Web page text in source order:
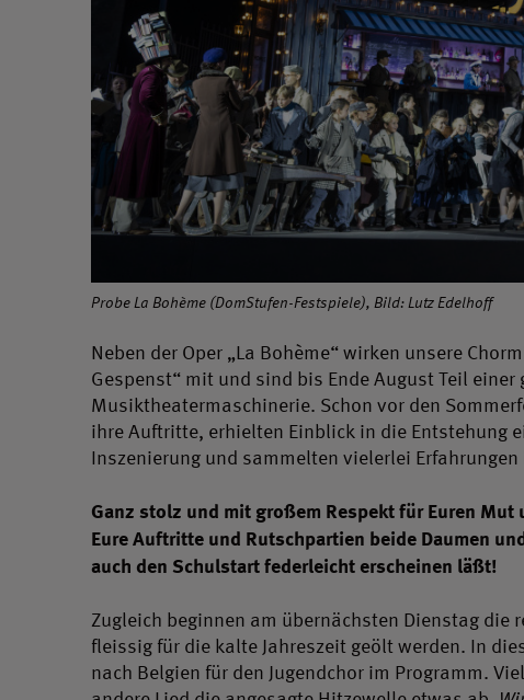
Probe La Bohème (DomStufen-Festspiele), Bild: Lutz Edelhoff
Neben der Oper „La Bohème“ wirken unsere
Gespenst“ mit und sind bis Ende August Teil
Musiktheatermaschinerie. Schon vor den
ihre Auftritte, erhielten Einblick in die Entstehung
Inszenierung und sammelten vielerlei
Ganz stolz und mit großem Respekt für Euren Mut
Eure Auftritte und Rutschpartien beide Daumen
auch den Schulstart federleicht erscheinen läßt!
Zugleich beginnen am übernächsten Dienstag die
fleissig für die kalte Jahreszeit geölt werden. In
nach Belgien für den Jugendchor im Programm.